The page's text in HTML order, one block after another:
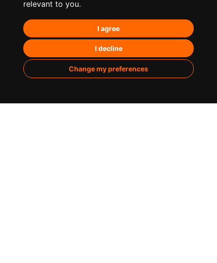
relevant to you.
I agree
I decline
Change my preferences
Posicionamiento en IA’s
Paid Media
Marketing de contenidos
Analítica